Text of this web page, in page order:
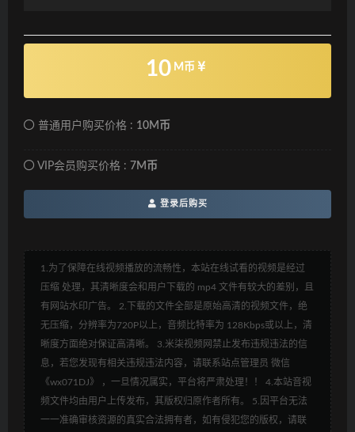
10 M币
普通用户购买价格 : 10M币
VIP会员购买价格 : 7M币
登录后购买
1.为了保障在线视频播放的流畅性，本站在线试看的视频是经过
压缩 处理，其清晰度会和用户下载的 mp4 文件有较大的差别，且
有网站水印广告。 2.下载的文件全部是原始高清的视频文件，绝
无压缩，分辨率为720P以上，音频比特率为 128Kbps或以上，清
晰度方面绝对保证高清晰。 3.米柒视频网禁止发布违规违法的信
息，若您发现有相关违规违法内容，请联系站点管理员 微信
《wx071DJ》 ，一旦情况属实，平台将严肃处理！！ 4.本站音视
频文件均由用户上传发布，其版权归原作者所有。 5.因平台无法
一一准确审核资源的真实合法拥有者，如有侵犯您的版权，请联